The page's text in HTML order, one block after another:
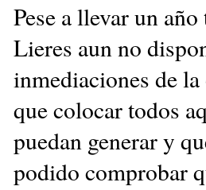
Pese a llevar un
Lieres aun no
inmediaciones de
que colocar todos
puedan generar y
podido comprobar